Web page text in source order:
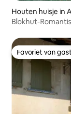
Houten huisje in
Blokhut-
Favoriet van
Favoriet van